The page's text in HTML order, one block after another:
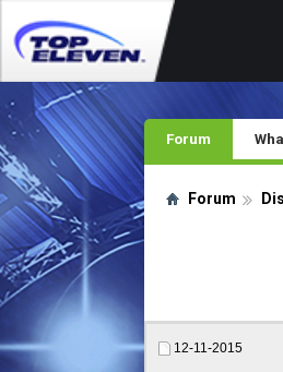
Forum
Forum
12-11-2015